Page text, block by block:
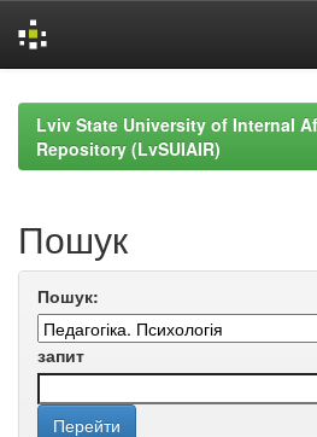
navigationLviv State University of Internal
Repository (LvSUIAIR)
Пошук
Пошук:
запит